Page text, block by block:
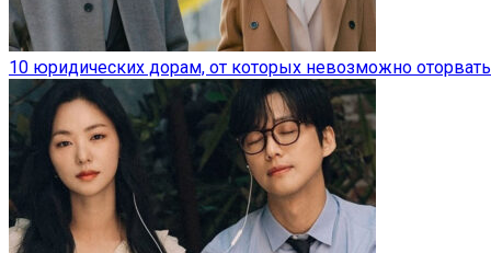
10 юридических дорам, от которых невозможно